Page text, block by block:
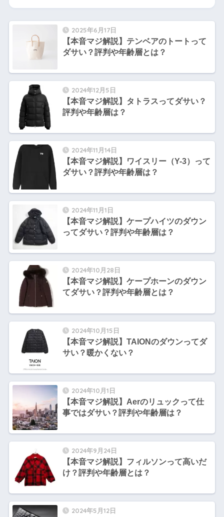
2025年6月17日
【本音マジ解説】テンベアのトートって
ダサい？評判や年齢層とは？
2024年12月5日
【本音マジ解説】タトラスってダサい？
評判や年齢層は？
2024年11月14日
【本音マジ解説】ワイスリー（Y-3）って
ダサい？評判や年齢層は？
2024年11月1日
【本音マジ解説】ケープハイツのダウン
ってダサい？評判や年齢層は？
2024年10月28日
【本音マジ解説】ケープホーンのダウン
てダサい？評判や年齢層とは？
2024年10月15日
【本音マジ解説】TAIONのダウンってダ
サい？暖かくない？
2024年10月1日
【本音マジ解説】Aerのリュックって仕
事ではダサい？評判や年齢層は？
2024年9月24日
【本音マジ解説】フィルソンって高いだ
け？評判や年齢層とは？
2024年5月12日